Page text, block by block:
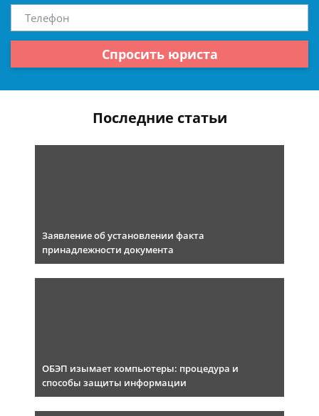
Спросить юриста
Последние статьи
Заявление об установлении факта
принадлежности документа
ОБЭП изымает компьютеры: процедура и
способы защиты информации